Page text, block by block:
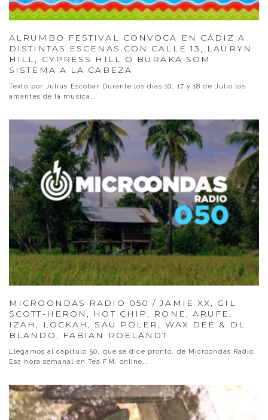
ALRUMBO FESTIVAL CONVOCA EN CÁDIZ A
DISTINTAS ESCENAS CON CALLE 13, LAURYN
HILL, CYPRESS HILL O BURAKA SOM
SISTEMA A LA CABEZA
Texto por Julius Escobar Durante los días 16, 17 y 18 de Julio los
amantes de la música
MICROONDAS RADIO 050 / JAMIE XX, GIL
SCOTT-HERON, HOT CHIP, RONE, ARUFE,
IZAH, LOCKAH, SAU POLER, WAX DEE & DL
BLANDO, FABIAN ROELANDT
Llegamos al capítulo 50, que se dice pronto, de Microondas Radio.
Esa hora semanal en Tea FM, online...